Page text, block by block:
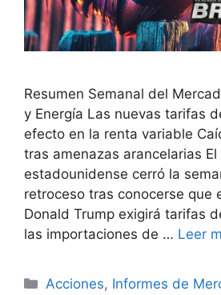
Resumen Semanal del
y Energía Las nuevas tarifas
efecto en la renta variable
tras amenazas arancelarias
estadounidense cerró la
retroceso tras conocerse que
Donald Trump exigirá tarifas
las importaciones de … Leer
Categorías
Acciones, Informes de